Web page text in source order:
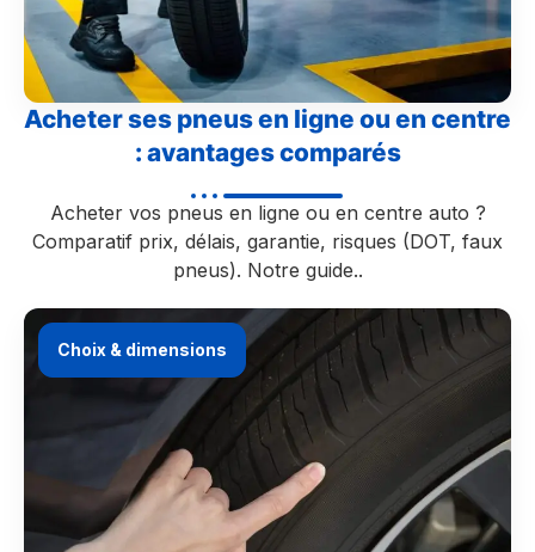
Acheter ses pneus en ligne ou en centre
: avantages comparés
Acheter vos pneus en ligne ou en centre auto ?
Comparatif prix, délais, garantie, risques (DOT, faux
pneus). Notre guide..
Choix & dimensions